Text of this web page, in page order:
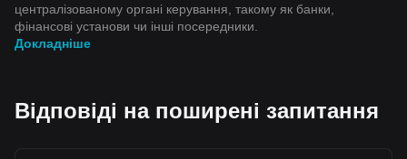
централізованому органі керування, такому як банки,
фінансові установи чи інші посередники.
Докладніше
Відповіді на поширені запитання